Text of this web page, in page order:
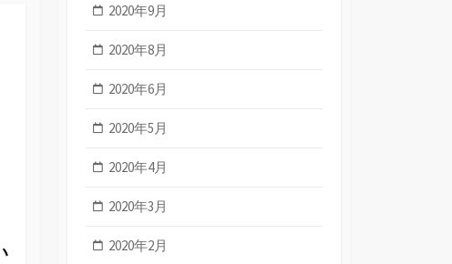
2020年9月
2020年8月
2020年6月
2020年5月
2020年4月
2020年3月
2020年2月